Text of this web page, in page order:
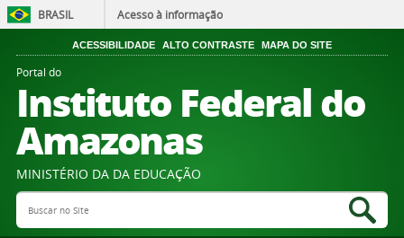
BRASIL Acesso à informação
ACESSIBILIDADE ALTO CONTRASTE MAPA DO SITE
Portal do
Instituto Federal do
Amazonas
MINISTÉRIO DA DA EDUCAÇÃO
Search Site